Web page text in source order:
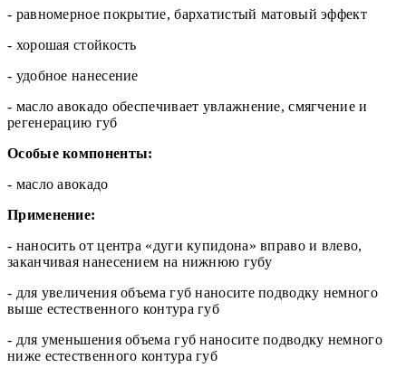
- равномерное покрытие, бархатистый матовый эффект
- хорошая стойкость
- удобное нанесение
- масло авокадо обеспечивает увлажнение, смягчение и
регенерацию губ
Особые компоненты:
- масло авокадо
Применение:
- наносить от центра «дуги купидона» вправо и влево,
заканчивая нанесением на нижнюю губу
- для увеличения объема губ наносите подводку немного
выше естественного контура губ
- для уменьшения объема губ наносите подводку немного
ниже естественного контура губ